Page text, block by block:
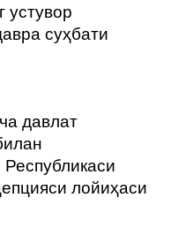
устувор
суҳбати
давлат
Республикаси
лойиҳаси